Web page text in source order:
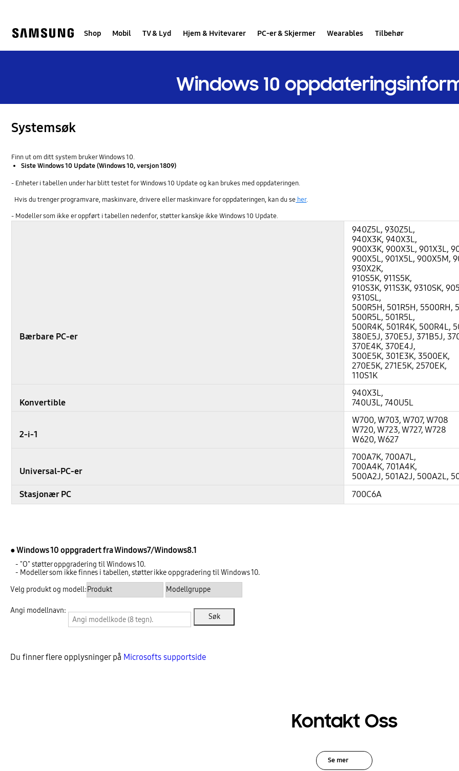
Shop Mobil TV & Lyd Hjem & Hvitevarer PC-er & Skjermer Wearables Tilbehør
Windows 10
Systemsøk
Finn ut om ditt system bruker Windows 10.
Siste Windows 10 Update (Windows 10, versjon 1809)
- Enheter i tabellen under har blitt testet for Windows 10 Update og kan brukes med oppdateringen.
Hvis du trenger programvare, maskinvare, drivere eller maskinvare for oppdateringen, kan du se her.
- Modeller som ikke er oppført i tabellen nedenfor, støtter kanskje ikke Windows 10 Update.
Bærbare PC-er
940Z5L, 930Z5L,
940X3K, 940X3L,
900X3K, 900X3L, 901X3L,
900X5L, 901X5L, 900X5M,
930X2K,
910S5K, 911S5K,
910S3K, 911S3K, 9310SK,
9310SL,
500R5H, 501R5H, 5500RH,
500R5L, 501R5L,
500R4K, 501R4K, 500R4L,
380E5J, 370E5J, 371B5J,
370E4K, 370E4J,
300E5K, 301E3K, 3500EK,
270E5K, 271E5K, 2570EK,
110S1K
Konvertible
940X3L,
740U3L, 740U5L
2-i-1
W700, W703, W707, W708
W720, W723, W727, W728
W620, W627
Universal-PC-er
700A7K, 700A7L,
700A4K, 701A4K,
500A2J, 501A2J, 500A2L,
Stasjonær PC
700C6A
● Windows 10 oppgradert fra Windows7/Windows8.1
- "O" støtter oppgradering til Windows 10.
- Modeller som ikke finnes i tabellen, støtter ikke oppgradering til Windows 10.
Velg produkt og modell:
Angi modellnavn:
Du finner flere opplysninger på Microsofts supportside
Kontakt Oss
Se mer